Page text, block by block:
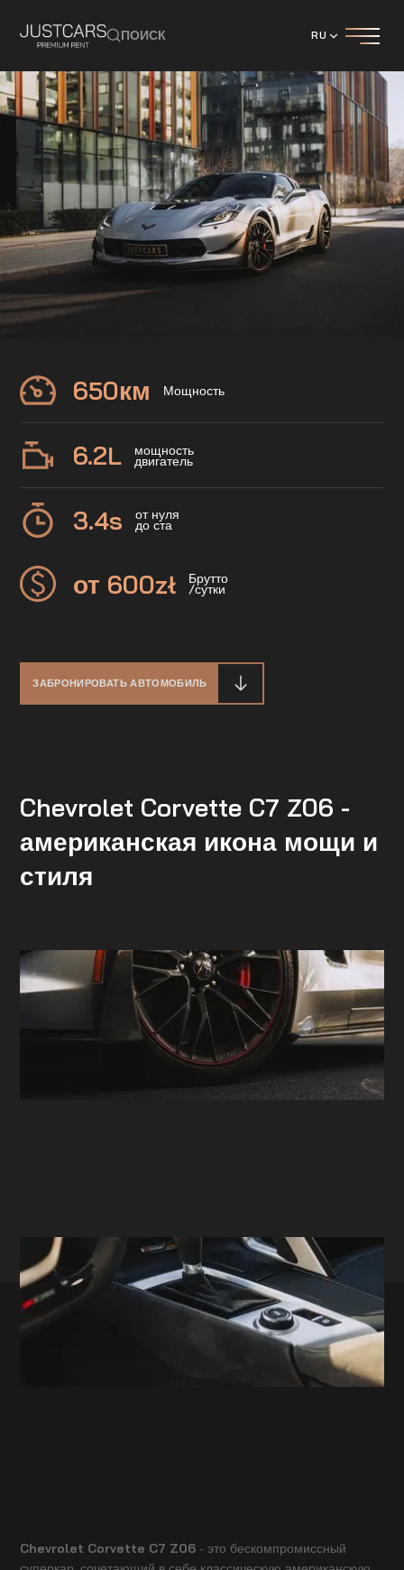
ПОИСК RU
Chevrolet
Corvette C7 Z06
650км Мощность
6.2L мощность
двигатель
3.4s от нуля
до ста
от 600zł Брутто
/сутки
ЗАБРОНИРОВАТЬ АВТОМОБИЛЬ
Chevrolet Corvette C7 Z06 -
американская икона мощи и
стиля
Chevrolet Corvette C7 Z06 - это бескомпромиссный